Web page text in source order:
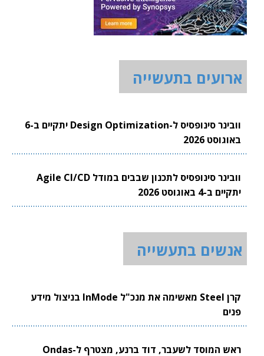
ארועים בתעשייה
וובינר סינופסיס ל-Design Optimization יתקיים ב-6
באוגוסט 2026
וובינר סינופסיס לתכנון שבבים במודל Agile CI/CD
יתקיים ב-4 באוגוסט 2026
אנשים בתעשייה
קרן Steel מאשימה את מנכ"ל InMode בניצול מידע
פנים
ראש המוסד לשעבר, דוד ברנע, מצטרף ל-Ondas